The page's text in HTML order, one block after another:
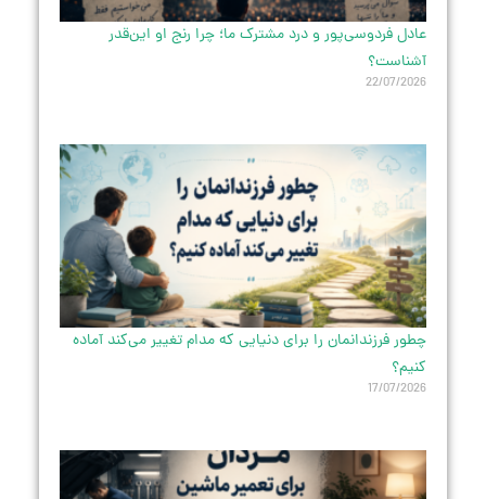
عادل فردوسی‌پور و درد مشترک ما؛ چرا رنج او این‌قدر
آشناست؟
22/07/2026
چطور فرزندانمان را برای دنیایی که مدام تغییر می‌کند آماده
کنیم؟
17/07/2026